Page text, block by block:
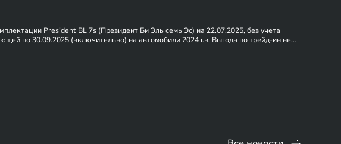
President BL 7s (Президент Би Эль семь Эс) на 22.07.2025, без учета
по 30.09.2025 (включительно) на автомобили 2024 г.в. Выгода по трейд-ин не